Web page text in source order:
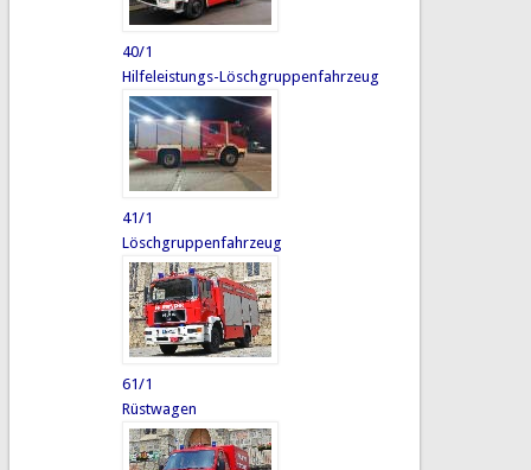
40/1
Hilfeleistungs-Löschgruppenfahrzeug
41/1
Löschgruppenfahrzeug
61/1
Rüstwagen